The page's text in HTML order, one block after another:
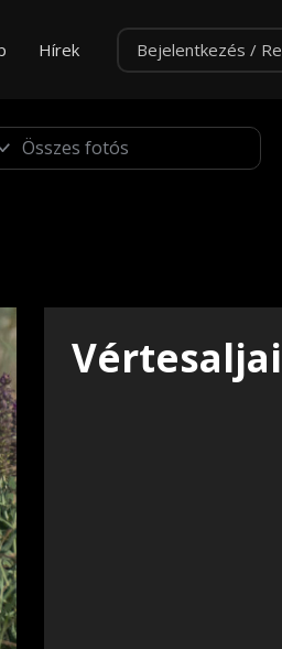
Hírek Bejelentkezés /